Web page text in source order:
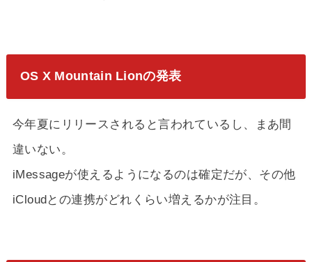
OS X Mountain Lionの発表
今年夏にリリースされると言われているし、まあ間
違いない。
iMessageが使えるようになるのは確定だが、その他
iCloudとの連携がどれくらい増えるかが注目。